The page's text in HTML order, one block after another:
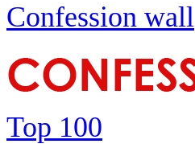
Confession wall
Top 100